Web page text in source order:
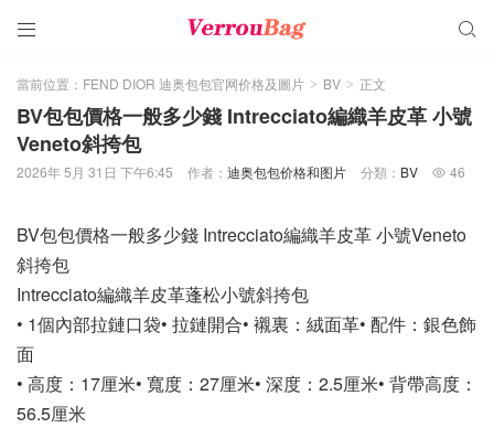
 
當前位置： FEND DIOR 迪奥包包官网价格及圖片 > BV > 正文
BV包包價格一般多少錢 Intrecciato編織羊皮革 小號
Veneto斜挎包
2026年 5月 31日 下午6:45 作者： 迪奥包包价格和图片 分類： BV  46
BV包包價格一般多少錢 Intrecciato編織羊皮革 小號Veneto
斜挎包
Intrecciato編織羊皮革蓬松小號斜挎包
• 1個內部拉鏈口袋• 拉鏈開合• 襯裏：絨面革• 配件：銀色飾
面
• 高度：17厘米• 寬度：27厘米• 深度：2.5厘米• 背帶高度：
56.5厘米